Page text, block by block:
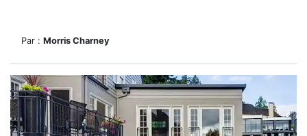
Par : Morris Charney